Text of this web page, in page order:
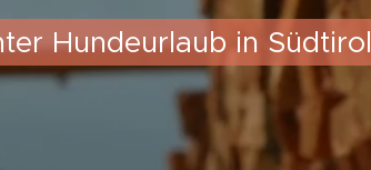
Hundeurlaub in Südtirol